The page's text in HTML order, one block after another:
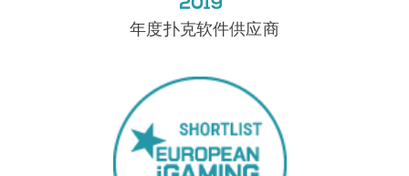
年度扑克软件供应商